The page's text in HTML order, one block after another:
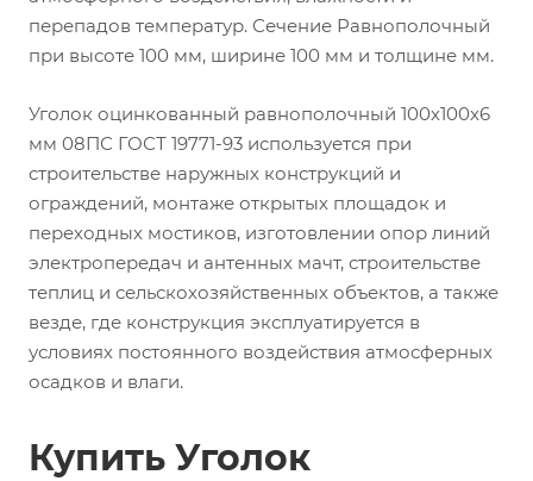
перепадов температур. Сечение Равнополочный
при высоте 100 мм, ширине 100 мм и толщине мм.
Уголок оцинкованный равнополочный 100х100х6
мм 08ПС ГОСТ 19771-93 используется при
строительстве наружных конструкций и
ограждений, монтаже открытых площадок и
переходных мостиков, изготовлении опор линий
электропередач и антенных мачт, строительстве
теплиц и сельскохозяйственных объектов, а также
везде, где конструкция эксплуатируется в
условиях постоянного воздействия атмосферных
осадков и влаги.
Купить Уголок